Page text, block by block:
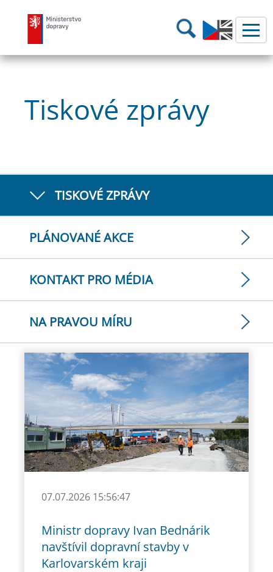
Ministerstvo dopravy Hledání
Tiskové zprávy
TISKOVÉ ZPRÁVY
PLÁNOVANÉ AKCE
KONTAKT PRO MÉDIA
NA PRAVOU MÍRU
07.07.2026 15:56:47
Ministr dopravy Ivan Bednárik
navštívil dopravní stavby v
Karlovarském kraji